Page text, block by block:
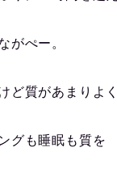
がぺー。
ど質があまりよく
グも睡眠も質を